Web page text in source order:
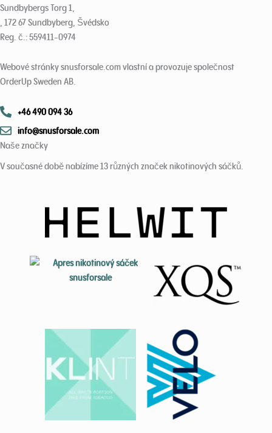
Sundbybergs Torg 1,
, 172 67 Sundbyberg, Švédsko
Reg. č.: 559411-0974
Webové stránky snusforsale.com vlastní a provozuje společnost
OrderUp Sweden AB.
+46 490 094 36
info@snusforsale.com
Naše značky
V současné době nabízíme 13 různých značek nikotinových sáčků.